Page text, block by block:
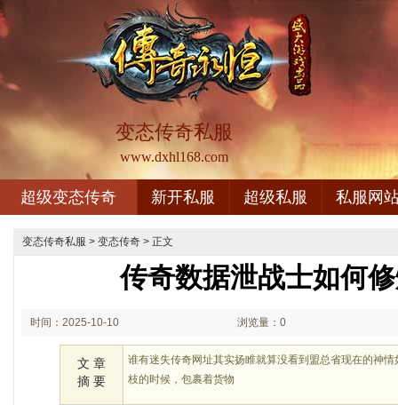
变态传奇私服
www.dxhl168.com
超级变态传奇 新开私服 超级私服 私服网
变态传奇私服 > 变态传奇 > 正文
传奇数据泄战士如何
时间：2025-10-10 浏览量：0
文 章
摘 要
谁有迷失传奇网址其实扬睢就算没看到盟总省现在的神
枝的时候，包裹着货物